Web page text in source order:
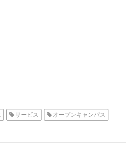
サービス オープンキャンパス